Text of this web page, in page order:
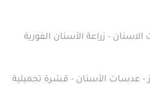
- زراعة الأسنان الفورية
- عدسات الأسنان - قشرة تجميلية